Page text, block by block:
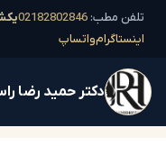
تلفن مطب: 02182802846
اینستاگرامواتساپ
دکتر حمید رضا